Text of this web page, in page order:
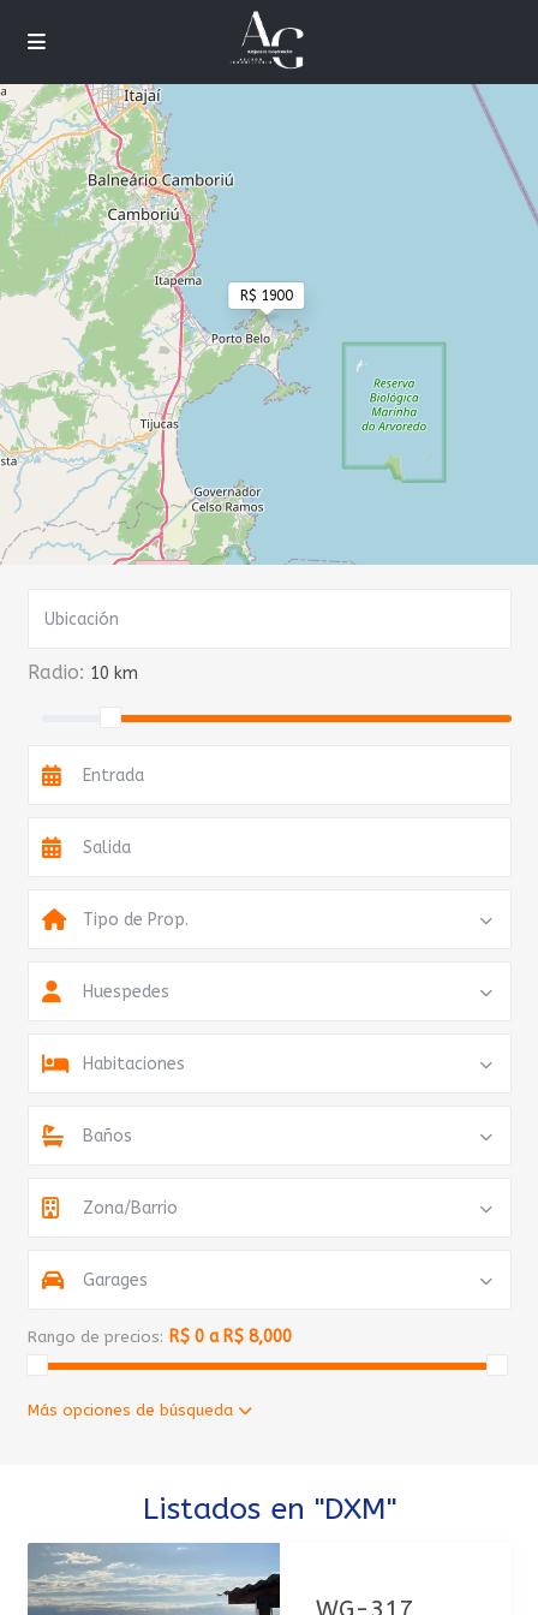
Cargando mapas
R$ 1900
Radio: 10 km
Tipo de Prop.
Huespedes
Habitaciones
Baños
Zona/Barrio
Garages
Rango de precios: R$ 0 a R$ 8,000
Más opciones de búsqueda
Listados en "DXM"